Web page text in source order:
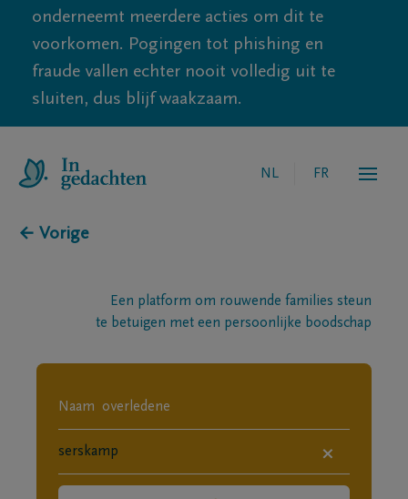
onderneemt meerdere acties om dit te
voorkomen. Pogingen tot phishing en
fraude vallen echter nooit volledig uit te
sluiten, dus blijf waakzaam.
NL FR
← Vorige
Een platform om rouwende families steun
te betuigen met een persoonlijke boodschap
×